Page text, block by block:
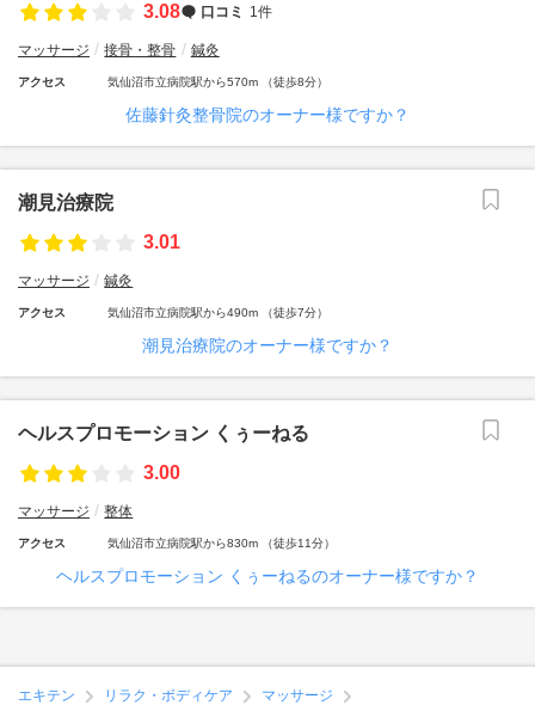
3.08
口コミ 1件
マッサージ 接骨・整骨 鍼灸
アクセス 気仙沼市立病院駅から570m （徒歩8分）
佐藤針灸整骨院のオーナー様ですか？
潮見治療院
3.01
マッサージ 鍼灸
アクセス 気仙沼市立病院駅から490m （徒歩7分）
潮見治療院のオーナー様ですか？
ヘルスプロモーション くぅーねる
3.00
マッサージ 整体
アクセス 気仙沼市立病院駅から830m （徒歩11分）
ヘルスプロモーション くぅーねるのオーナー様ですか？
エキテン リラク・ボディケア
マッサージ